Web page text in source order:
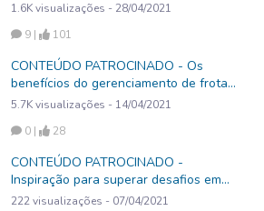
1.6K visualizações - 28/04/2021
9 |
101
CONTEÚDO PATROCINADO - Os
benefícios do gerenciamento de frotas
para as empresas
5.7K visualizações - 14/04/2021
0 |
28
CONTEÚDO PATROCINADO -
Inspiração para superar desafios em
2021
222 visualizações - 07/04/2021